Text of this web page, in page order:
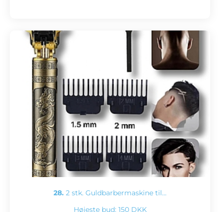
28. 2 stk. Guldbarbermaskine til…
Højeste bud: 150 DKK